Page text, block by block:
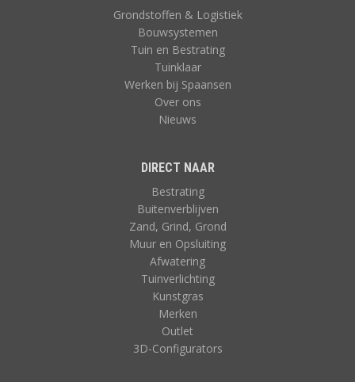
Grondstoffen & Logistiek
Bouwsystemen
Tuin en Bestrating
Tuinklaar
Werken bij Spaansen
Over ons
Nieuws
DIRECT NAAR
Bestrating
Buitenverblijven
Zand, Grind, Grond
Muur en Opsluiting
Afwatering
Tuinverlichting
Kunstgras
Merken
Outlet
3D-Configurators